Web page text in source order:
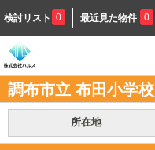
検討リスト 0 最近見た物件 0
調布市立 布田小学校
所在地